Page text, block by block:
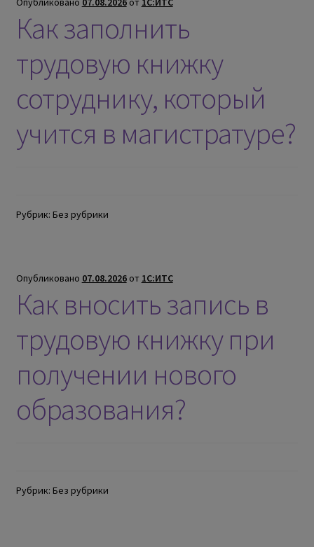
Как заполнить
трудовую книжку
сотруднику, который
учится в магистратуре?
Рубрик: Без рубрики
Опубликовано 07.08.2026 от 1С:ИТС
Как вносить запись в
трудовую книжку при
получении нового
образования?
Рубрик: Без рубрики